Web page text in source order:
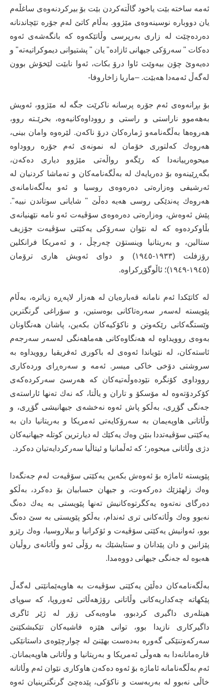
ئەمە ساختە بێت یاخود گاڵتەكردن بێت بۆ بیركردنەوەی ساغڵەم
یان دووبارە نوسینەوەی مێژوو. بەڵام كاتێ لەم جۆرە تێچاندنانە
دەردەچێت لە زاری بەرپرسی وڵاتێكەوە كە بانگەشەی ئەوە
دەكات " سەرۆكی جیهانی ئازادە" یان " پشتیوانی دیموكراتیەتە" و
دەیەوێ چۆن بیەوێت ئاوا درۆ بكات، ئەوا نابێت لێخۆش بوون
لەگەڵ ئەمەدا هەبێت. –ماریا زاخاروفا-
بۆ بڕانەوەی ئەم جۆرە پرسانە ناكرێت جگە لە مێژوو، ئەویش
بەهەموو ناراستی و راستی و رووداوەكانیەوە، بخرێـتە روو،
هەروەها بەڵگەنامەو ژمارەكان درۆ ناكەن. لێرەوە وامان بینی،
هەروەك كەلتوری خۆمان لە نمونەی ئەم جۆرە رووداوە
میحوەرییانەدا كە رێگەو رواڵەتی مێژوو دیاری دەكەن،
بگەڕێینەوە بۆ دەریایەك لە بەڵگەنامەكان و تەماشا كردنیان لە
ئەرشیفی وەزارەتی دەرەوەی روسیا و ئەو بەڵگەنامانەی
هەروەك پەندێكی روسی هەیە دەڵێ " شایانی سوتاندن نییە".
پێش ئەوەش، وەزارەتی دەرەوەی سۆڤیەت ئەو نامە نێهنیانەی
بڵاوكردەوە كە لە نێوان سەرۆكی یەكێتی سۆڤیەت جۆزیف
ستالین، و بەریتانیا وینستۆن چەرچڵ ، و ئەمریكا فرانكلین
رۆزفلت (١٩٣٣-١٩٤٥) و دوای ئەویش هاری ترۆمان
(١٩٤٥-١٩٤٩)؛ ئاڵوگۆڕكراوە.
لە كاتێكدا ئەم نامانە قەبارەیان لە هەزار لاپەڕە زیاترە، بەڵام
پێویستە لەسەر سەرەتاكانی بوەستین، و سۆراغی گرنگترین
وێستگەكانی رێكەوتن و ناكۆكیەكان بكەین، پاشان هەنگاونان
بەوەی روویداوە لە هەنگاوەكانی هەماهەنگی لەسەر سەرجەم
ئاستەكان، لە نێویاندا ئەوەی لە باكوری ئەفریقیا روویداوە بە
سروشتی دۆخی خاكی میسر. ئەمە و سەرەڕای وردەكاری
رووداوی كۆنگرە نێودەوڵەتیەكان كە هەرسێ سەركردەكەی
كۆكردۆتەوە لە مۆسكۆ و تاران و یاڵتا، كە نەك تەنها ئاراستەی
جەنگی گۆڕی، بەڵكو پاش ئەوە نەخشەی جیهانیشی گۆڕی، و
وڵاتانی هاوپەیمان بە سەرۆكایەتی ئەمریكا و بەریتانیا دان بە
یەكێتی سۆڤیەتددا بنێن وەك یەكێك لە دیارترین كوتلە جیهانیەكان
دژی وڵاتانی میحوەر؛ كە ئەڵمانیا و ئیتاڵیا سەركردایەتیان دەكرد.
پێویستە ئاماژە بۆ ئەوەش بكەین یەكێتی سۆڤیەت لەم جەنگەدا
وەك زلهێزێك دەركەوت، و جیهان حسابیان بۆ دەكرد، بەڵكو
دەرگای نەتەوە یەكگرتوەكانیش تەنها پێویستی بە یەك دەنگ
نەبوو وەك وڵاتەكانی تری ئەندام، بەڵكو پێویستی بە سێ دەنگ
بوو، ئەوانیش یەكێتی سۆڤیەت و ئۆكرانیا و بیلاروسیا، وەك رێزو
پێزانین و دان پێدانان و ستایشێك بە رۆڵی ئەو وڵاتانەی روڵیان
هەبوە لە جەنگی جیهانی دووەمدا.
بەڵگەنامەكان دەڵێن یەكێتی سۆڤیەت بە هاوپەێمانێتی لەگەڵ
پێكهاتە چەكداریەكانی وڵاتانی رۆژهەڵاتی ئەوروپا، كە سوپای
هیتلەری داگیری كردبوو، ماوەیەكی زۆر لە ژێر ئاگری
داگیركاری نازیدا بوو، توانی هێزە فاشیەكان تێكبشكێنێ
سەركەوتنێكی گەورە بەدەست بهێنێ لە چوارچێوەی داستانێكی
قارەمانانەدا بە هەوڵی ئەمریكا و بەریتانیا و وڵاتانی هاوپەیمانان.
ئەم بەڵگەنامانە ئاماژە بۆ ئەوە دەكەن هاوكاری نێوان ئەم وڵاتانە
خاڵی نەبوو لە بەربەست و ناكۆكی، پێدەچێ گرنگترینیان ئەوە